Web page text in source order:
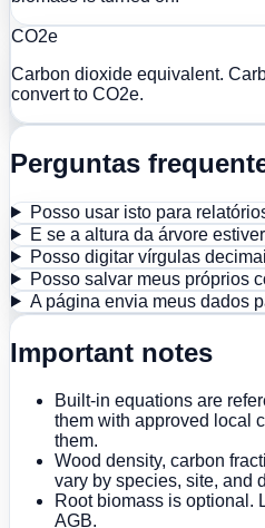
CO2e
Carbon dioxide equivalent.
convert to CO2e.
Perguntas
Posso usar isto para
E se a altura da árvore
Posso digitar vírgulas
Posso salvar meus próprios
A página envia meus dados
Important notes
Built-in equations are
them with approved local
them.
Wood density, carbon
vary by species, site, and
Root biomass is optional.
AGB.